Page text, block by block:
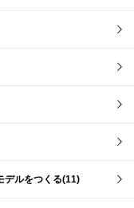
デルをつくる(11)